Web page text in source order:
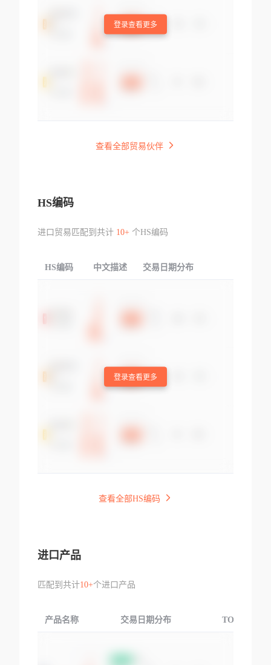
登录查看更多
查看全部贸易伙伴
HS编码
进口贸易匹配到共计 10+个HS编码
HS编码 中文描述 交易日期分布
登录查看更多
查看全部HS编码
进口产品
匹配到共计10+个进口产品
产品名称 交易日期分布 TOP3交易国